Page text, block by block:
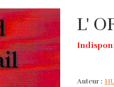
L'
Auteur :